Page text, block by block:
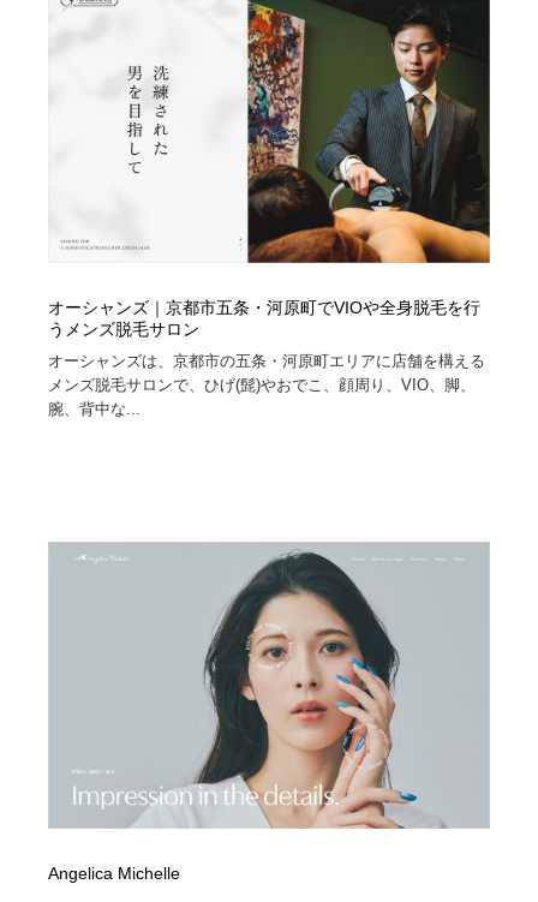
オーシャンズ｜京都市五条・河原町でVIOや全身脱毛を行
うメンズ脱毛サロン
オーシャンズは、京都市の五条・河原町エリアに店舗を構える
メンズ脱毛サロンで、ひげ(髭)やおでこ、顔周り、VIO、脚、
腕、背中な...
Angelica Michelle